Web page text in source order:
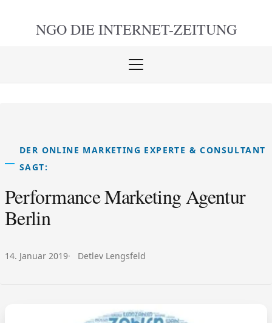
NGO DIE INTERNET-ZEITUNG
Menü
DER ONLINE MARKETING EXPERTE & CONSULTANT
SAGT:
Performance Marketing Agentur
Berlin
Veröffentlicht am:
14. Januar 2019 Autor:
Detlev Lengsfeld